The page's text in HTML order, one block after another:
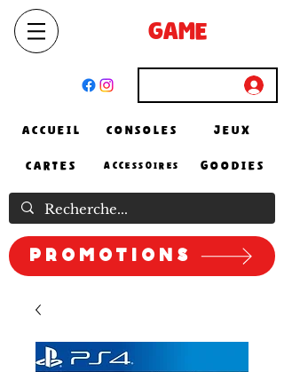
GAME
ACCUEIL CONSOLES JEUX
CARTES ACCESSOIRES GOODIES
Promotions